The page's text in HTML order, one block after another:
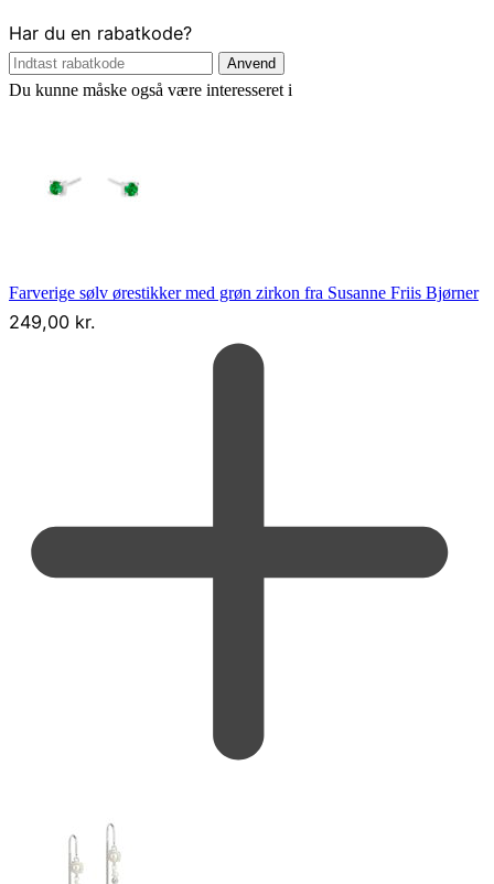
Har du en rabatkode?
Anvend
Du kunne måske også være interesseret i
Farverige sølv ørestikker med grøn zirkon fra Susanne Friis Bjørner
249,00 kr.